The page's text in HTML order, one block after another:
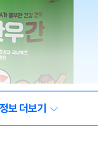
보 더보기